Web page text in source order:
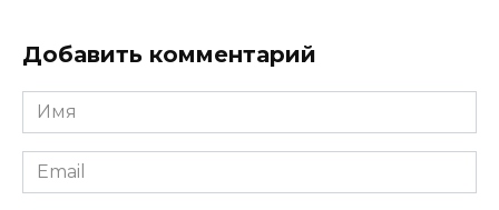
Добавить комментарий
Имя
*
Email
*